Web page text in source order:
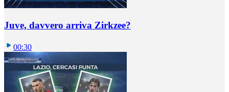
Juve, davvero arriva Zirkzee?
00:30